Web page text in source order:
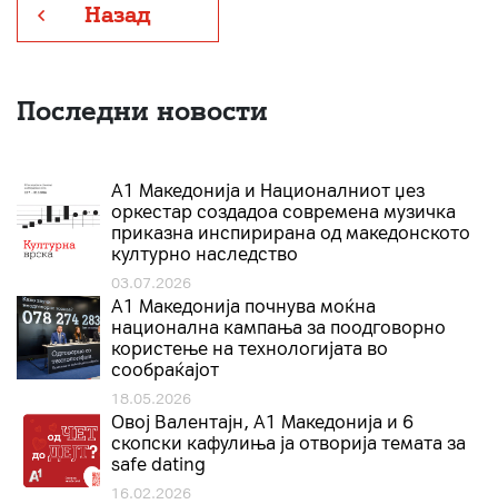
Назад
Последни новости
А1 Македонија и Националниот џез
оркестар создадоа современа музичка
приказна инспирирана од македонското
културно наследство
03.07.2026
A1 Македонија почнува моќна
национална кампања за поодговорно
користење на технологијата во
сообраќајот
18.05.2026
Овој Валентајн, A1 Македонија и 6
скопски кафулиња ја отворија темата за
safe dating
16.02.2026